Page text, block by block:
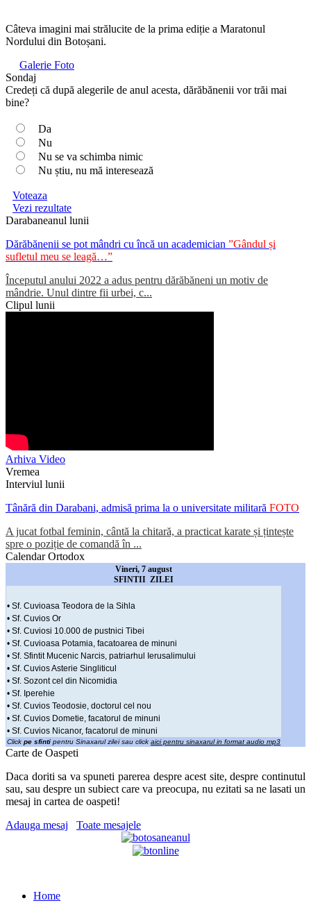
Câteva imagini mai strălucite de la prima ediție a Maratonul
Nordului din Botoșani.
Galerie Foto
Sondaj
Credeți că după alegerile de anul acesta, dărăbănenii vor trăi mai
bine?
Da
Nu
Nu se va schimba nimic
Nu știu, nu mă interesează
Voteaza
Vezi rezultate
Darabaneanul lunii
Dărăbănenii se pot mândri cu încă un academician ”Gândul și
sufletul meu se leagă…”
Începutul anului 2022 a adus pentru dărăbăneni un motiv de
mândrie. Unul dintre fii urbei, c...
Clipul lunii
Arhiva Video
Vremea
Interviul lunii
Tânără din Darabani, admisă prima la o universitate militară FOTO
A jucat fotbal feminin, cântă la chitară, a practicat karate și țintește
spre o poziție de comandă în ...
Calendar Ortodox
Vineri, 7 august
SFINTII ZILEI
• Sf. Cuvioasa Teodora de la Sihla
• Sf. Cuvios Or
• Sf. Cuviosi 10.000 de pustnici Tibei
• Sf. Cuvioasa Potamia, facatoarea de minuni
• Sf. Sfintit Mucenic Narcis, patriarhul Ierusalimului
• Sf. Cuvios Asterie Singliticul
• Sf. Sozont cel din Nicomidia
• Sf. Iperehie
• Sf. Cuvios Teodosie, doctorul cel nou
• Sf. Cuvios Dometie, facatorul de minuni
• Sf. Cuvios Nicanor, facatorul de minuni
Click pe sfinti pentru Sinaxarul zilei sau click aici pentru sinaxarul in format audio mp3
Carte de Oaspeti
Daca doriti sa va spuneti parerea despre acest site, despre continutul
sau, sau despre un subiect care va preocupa, nu ezitati sa ne lasati un
mesaj in cartea de oaspeti!
Adauga mesaj
Toate mesajele
Home